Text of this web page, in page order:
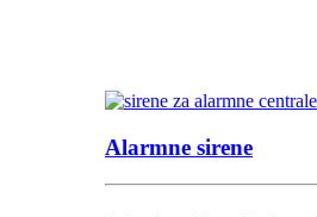
Alarmne sirene